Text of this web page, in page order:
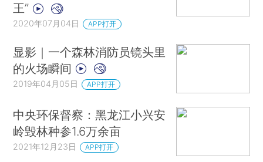
王”
2020年07月04日 APP打开
显影｜一个森林消防员镜头里
的火场瞬间
2019年04月05日 APP打开
中央环保督察：黑龙江小兴安
岭毁林种参1.6万余亩
2021年12月23日 APP打开